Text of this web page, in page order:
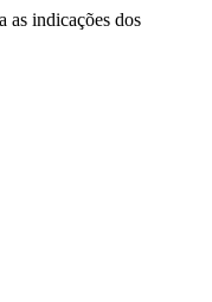
as indicações dos